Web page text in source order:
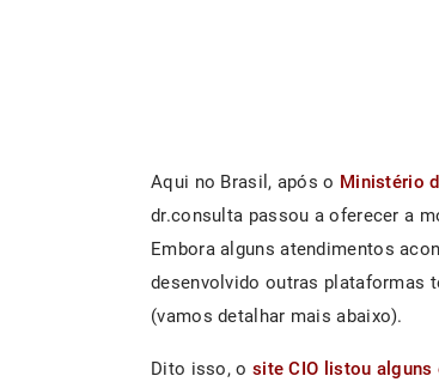
Aqui no Brasil, após o Ministério
dr.consulta passou a oferecer a
Embora alguns atendimentos
desenvolvido outras plataformas
(vamos detalhar mais abaixo).
Dito isso, o site CIO listou alguns